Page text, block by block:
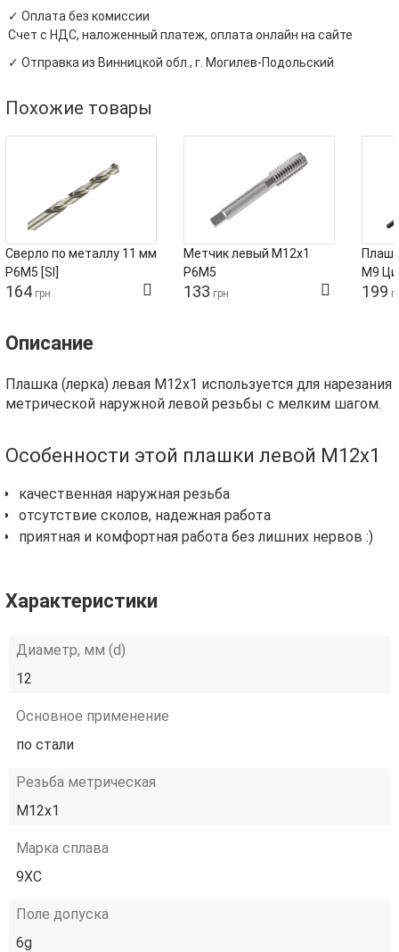
✓ Оплата без комиссии
Счет с НДС, наложенный платеж, оплата онлайн на сайте
✓ Отправка из Винницкой обл., г. Могилев-Подольский
Похожие товары
Сверло по металлу 11 мм
Р6М5 [SI]
164 грн
Метчик левый М12х1
Р6М5
133 грн
М9
199
Описание
Плашка (лерка) левая М12х1 используется для нарезания
метрической наружной левой резьбы с мелким шагом.
Особенности этой плашки левой М12х1
качественная наружная резьба
отсутствие сколов, надежная работа
приятная и комфортная работа без лишних нервов :)
Характеристики
Диаметр, мм (d)
12
Основное применение
по стали
Резьба метрическая
М12х1
Марка сплава
9ХС
Поле допуска
6g